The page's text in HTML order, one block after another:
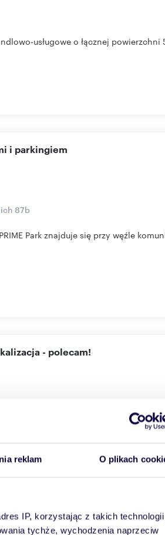
reklam O plikach
IP, korzystając z takich
tychże, wychodzenia naprzeciw
usługowe o łącznej
i parkingiem
87b
Park znajduje się przy węźle
- polecam!
działkę przy ul.Dobczyckiej w